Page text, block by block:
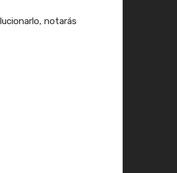
notarás